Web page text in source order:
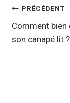
de
l’article
PRÉCÉDENT
Comment bien
son canapé lit ?